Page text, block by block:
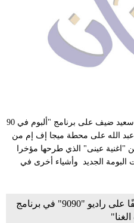
يحل يوم الأحد المقبل المطرب هيثم سعيد ضيف على برنامج "ألبوم في 90
عبد الله على محطة ميجا إف إم من
هيثم عن "اغنية عينى" الذي طرحها مؤخرا
الجديد وأشياء أخرى في
النجم حميد الشاعري يحل ضيفًا على راديو "9090" في برنامج